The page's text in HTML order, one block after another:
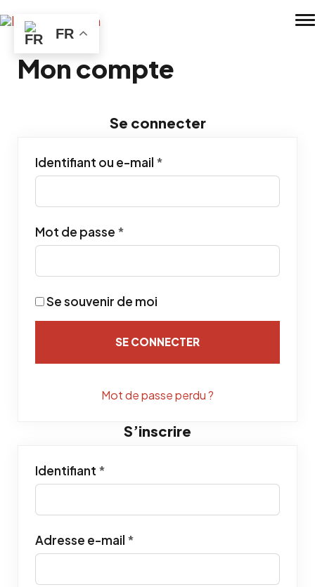
Mon compte
Se connecter
Identifiant ou e-mail *
Mot de passe *
Se souvenir de moi
SE CONNECTER
Mot de passe perdu ?
S’inscrire
Identifiant *
Adresse e-mail *
FR